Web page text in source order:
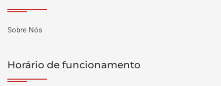
Sobre Nós
Horário de funcionamento